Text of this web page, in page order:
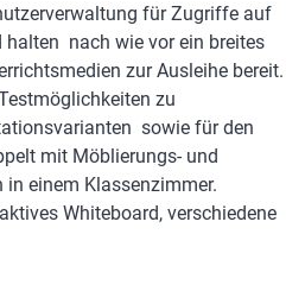
für Zugriffe auf
halten nach wie vor ein breites
zur Ausleihe bereit.
zu
sowie für den
mit Möblierungs- und
einem Klassenzimmer.
Whiteboard, verschiedene